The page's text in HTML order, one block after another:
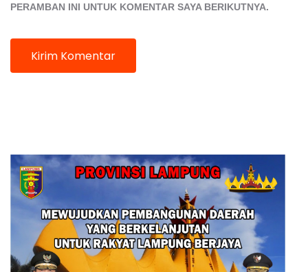
PERAMBAN INI UNTUK KOMENTAR SAYA BERIKUTNYA.